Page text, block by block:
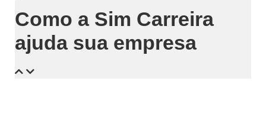
Como a Sim Carreira
ajuda sua empresa